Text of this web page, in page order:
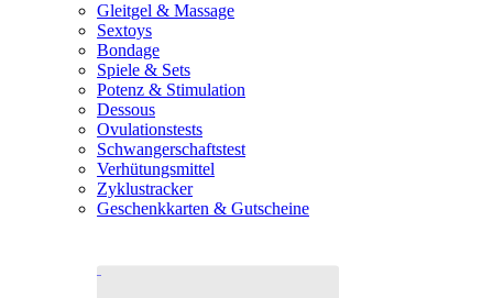
Gleitgel & Massage
Sextoys
Bondage
Spiele & Sets
Potenz & Stimulation
Dessous
Ovulationstests
Schwangerschaftstest
Verhütungsmittel
Zyklustracker
Geschenkkarten & Gutscheine